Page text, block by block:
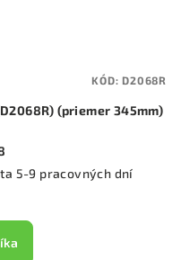
(priemer 345mm)
5-9 pracovných dní
KÓD:D2068R